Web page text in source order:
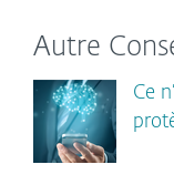
Autre
Ce